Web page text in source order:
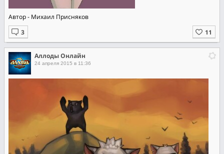
Автор - Михаил Присняков
Аллоды Онлайн
24 апреля 2015 в 11:36